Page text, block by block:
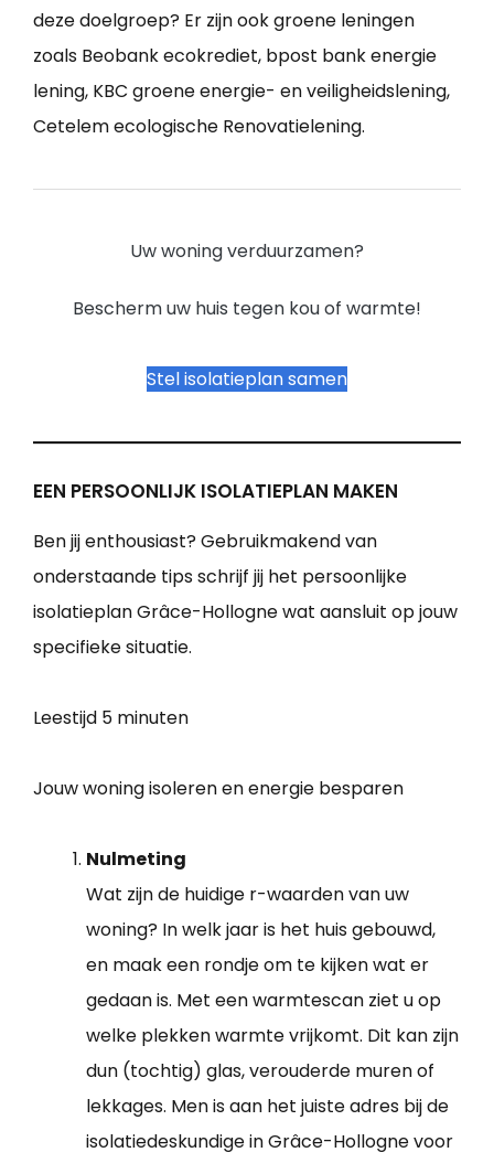
deze doelgroep? Er zijn ook groene leningen
zoals Beobank ecokrediet, bpost bank energie
lening, KBC groene energie- en veiligheidslening,
Cetelem ecologische Renovatielening.
Uw woning verduurzamen?
Bescherm uw huis tegen kou of warmte!
Stel isolatieplan samen
EEN PERSOONLIJK ISOLATIEPLAN MAKEN
Ben jij enthousiast? Gebruikmakend van
onderstaande tips schrijf jij het persoonlijke
isolatieplan Grâce-Hollogne wat aansluit op jouw
specifieke situatie.
Leestijd 5 minuten
Jouw woning isoleren en energie besparen
Nulmeting
Wat zijn de huidige r-waarden van uw
woning? In welk jaar is het huis gebouwd,
en maak een rondje om te kijken wat er
gedaan is. Met een warmtescan ziet u op
welke plekken warmte vrijkomt. Dit kan zijn
dun (tochtig) glas, verouderde muren of
lekkages. Men is aan het juiste adres bij de
isolatiedeskundige in Grâce-Hollogne voor